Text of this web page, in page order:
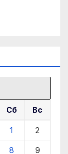
Сб Вс
1 2
8 9